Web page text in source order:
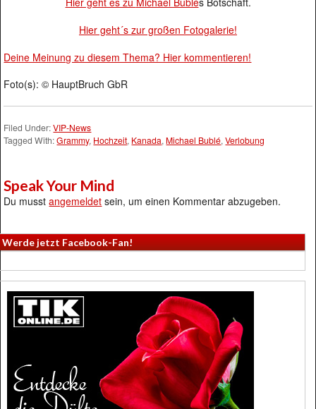
Hier geht´s zur großen Fotogalerie!
Deine Meinung zu diesem Thema? Hier kommentieren!
Foto(s): © HauptBruch GbR
Filed Under:VIP-News
Tagged With:Grammy, Hochzeit, Kanada, Michael Bublé,Verlobung
Speak Your Mind
Du musstangemeldet sein, um einen Kommentar abzugeben.
Werde jetzt Facebook-Fan!